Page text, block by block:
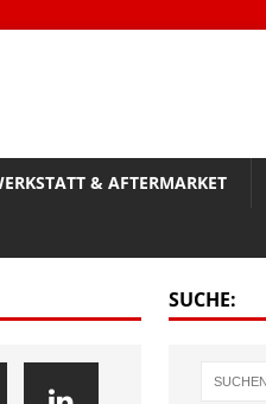
& AFTERMARKET
SUCHE: